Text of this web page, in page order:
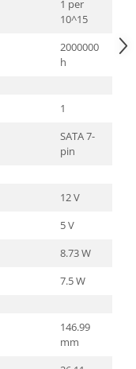
1 per
10^15
2000000
h
1
SATA 7-
pin
12 V
5 V
8.73 W
7.5 W
146.99
mm